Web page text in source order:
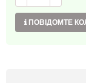
ПОВІДОМТЕ